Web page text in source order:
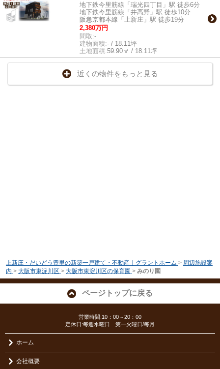
地下鉄今里筋線「瑞光四丁目」駅 徒歩6分
地下鉄今里筋線「井高野」駅 徒歩10分
阪急京都本線「上新庄」駅 徒歩19分
2,380万円
間取:-
建物面積:- / 18.11坪
土地面積:59.90㎡ / 18.11坪
近くの物件をもっと見る
上新庄・だいどう豊里の新築一戸建て・不動産｜グラントホーム > 周辺施設案
内 > 大阪市東淀川区 > 大阪市東淀川区の保育園 > みのり園
ページトップに戻る
営業時間:10：00～20：00
定休日:毎週水曜日 第一火曜日/毎月
ホーム
会社概要